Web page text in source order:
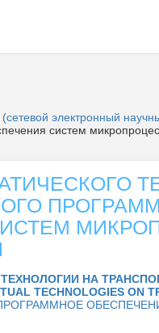
электронный
систем
НА
TECHNOLOGIES ON